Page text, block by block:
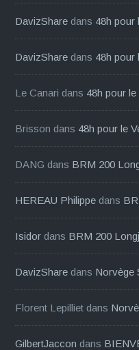
DavizShare dans 48h pour
DavizShare dans 48h pour
Le Canari dans 48h pour
Brisson dans 48h pour le
DANG dans BRM 200
HEREAU Philippe dans
Isidor dans BRM 200
DavizShare dans Norvège
Florent Lepilliet dans
GilbertJaccon dans